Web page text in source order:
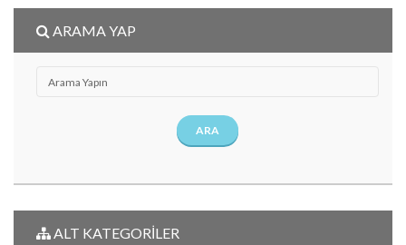
ARAMA YAP
ARA
ALT KATEGORİLER